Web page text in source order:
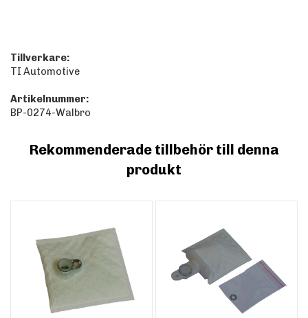
Tillverkare:
TI Automotive
Artikelnummer:
BP-0274-Walbro
Rekommenderade tillbehör till denna
produkt